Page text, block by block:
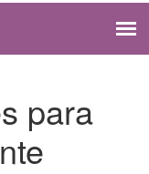
para